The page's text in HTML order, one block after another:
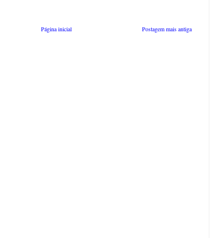
Postagem mais antiga
Página inicial